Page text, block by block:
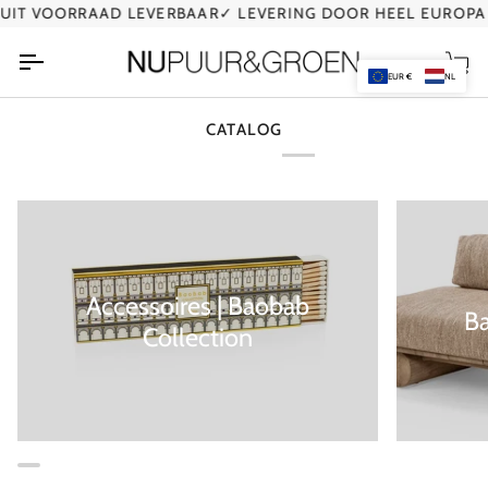
Ga
inhoud
VOORRAAD LEVERBAAR✓ LEVERING DOOR HEEL EUROPA
CATALOG
Accessoires | Baobab
Collection
EUR € NL